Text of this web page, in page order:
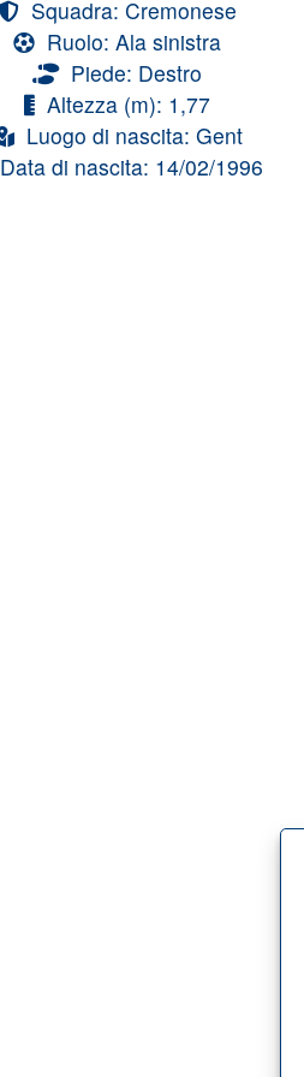
Squadra: Cremonese
Ruolo: Ala sinistra
Piede: Destro
Altezza (m): 1,77
Luogo di nascita: Gent
Data di nascita: 14/02/1996